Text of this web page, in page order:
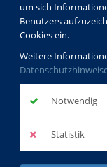
um sich
Benutzers
Cookies ein.
Weitere
Notwendig
Statistik